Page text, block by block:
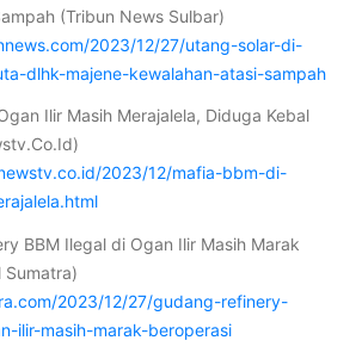
(Tribun News Sulbar)
2023/12/27/utang-solar-di-
dlhk-majene-kewalahan-atasi-sampah
Ilir Masih Merajalela, Diduga Kebal
2023/12/mafia-bbm-di-
BBM Ilegal di Ogan Ilir Masih Marak
Sumatra)
2023/12/27/gudang-refinery-
ilir-masih-marak-beroperasi